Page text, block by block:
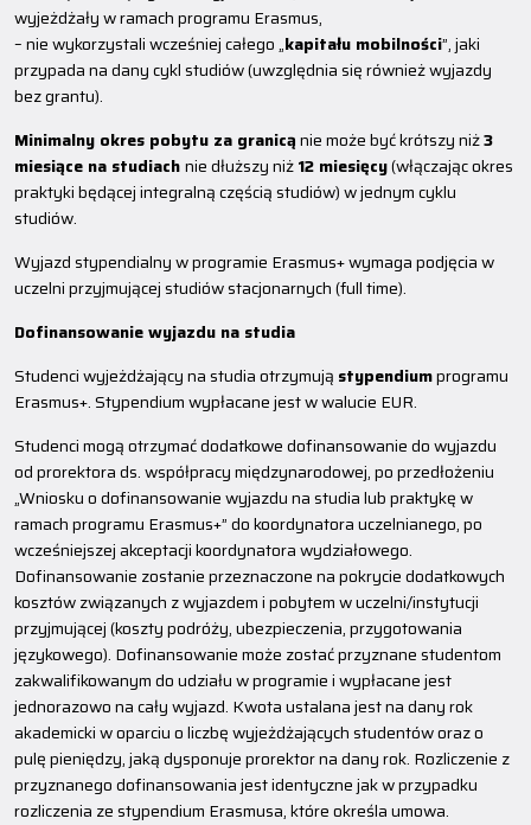
wyjeżdżały w ramach programu Erasmus,
– nie wykorzystali wcześniej całego „kapitału mobilności”, jaki
przypada na dany cykl studiów (uwzględnia się również wyjazdy
bez grantu).
Minimalny okres pobytu za granicąnie może być krótszy niż3
miesiące na studiachnie dłuższy niż12 miesięcy(włączając okres
praktyki będącej integralną częścią studiów) w jednym cyklu
studiów.
Wyjazd stypendialny w programie Erasmus+ wymaga podjęcia w
uczelni przyjmującej studiów stacjonarnych (full time).
Dofinansowanie wyjazdu na studia
Studenci wyjeżdżający na studia otrzymują stypendiumprogramu
Erasmus+. Stypendium wypłacane jest w walucie EUR.
Studenci mogą otrzymać dodatkowe dofinansowanie do wyjazdu
od prorektora ds. współpracy międzynarodowej, po przedłożeniu
„Wniosku o dofinansowanie wyjazdu na studia lub praktykę w
ramach programu Erasmus+” do koordynatora uczelnianego, po
wcześniejszej akceptacji koordynatora wydziałowego.
Dofinansowanie zostanie przeznaczone na pokrycie dodatkowych
kosztów związanych z wyjazdem i pobytem w uczelni/instytucji
przyjmującej (koszty podróży, ubezpieczenia, przygotowania
językowego). Dofinansowanie może zostać przyznane studentom
zakwalifikowanym do udziału w programie i wypłacane jest
jednorazowo na cały wyjazd. Kwota ustalana jest na dany rok
akademicki w oparciu o liczbę wyjeżdżających studentów oraz o
pulę pieniędzy, jaką dysponuje prorektor na dany rok. Rozliczenie z
przyznanego dofinansowania jest identyczne jak w przypadku
rozliczenia ze stypendium Erasmusa, które określa umowa.